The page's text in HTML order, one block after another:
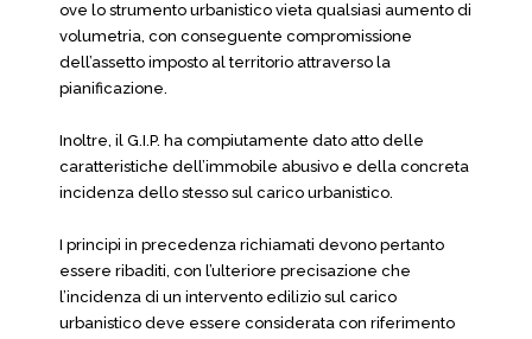
ove lo strumento urbanistico vieta qualsiasi aumento di
volumetria, con conseguente compromissione
dell’assetto imposto al territorio attraverso la
pianificazione.
Inoltre, il G.I.P. ha compiutamente dato atto delle
caratteristiche dell’immobile abusivo e della concreta
incidenza dello stesso sul carico urbanistico.
I principi in precedenza richiamati devono pertanto
essere ribaditi, con l’ulteriore precisazione che
l’incidenza di un intervento edilizio sul carico
urbanistico deve essere considerata con riferimento